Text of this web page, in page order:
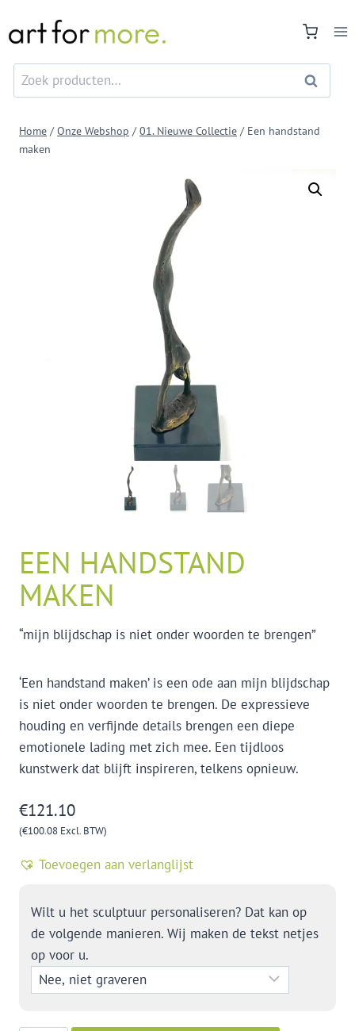
naar
Zoeken
naar:
Zoeken
Home / Onze Webshop / 01. Nieuwe Collectie / Een handstand
maken
EEN HANDSTAND
MAKEN
“mijn blijdschap is niet onder woorden te brengen”
‘Een handstand maken’ is een ode aan mijn blijdschap
is niet onder woorden te brengen. De expressieve
houding en verfijnde details brengen een diepe
emotionele lading met zich mee. Een tijdloos
kunstwerk dat blijft inspireren, telkens opnieuw.
€121.10
(€100.08 Excl. BTW)
Toevoegen aan verlanglijst
Wilt u het sculptuur personaliseren? Dat kan op
de volgende manieren. Wij maken de tekst netjes
op voor u.